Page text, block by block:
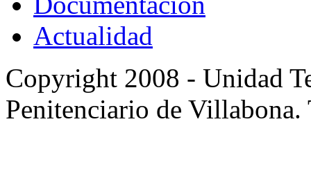
Actualidad
Copyright 2008 - Unidad
Penitenciario de Villabona.